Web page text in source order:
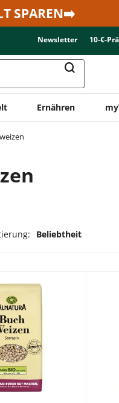
SPAREN➡️
Newsletter 10-€-
Ernähren
Beliebtheit